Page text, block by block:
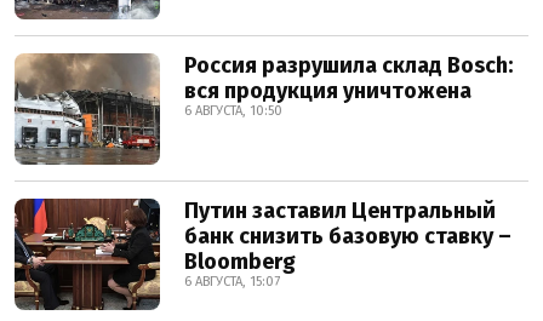
Россия разрушила склад Bosch:
вся продукция уничтожена
6 АВГУСТА, 10:50
Путин заставил Центральный
банк снизить базовую ставку –
Bloomberg
6 АВГУСТА, 15:07